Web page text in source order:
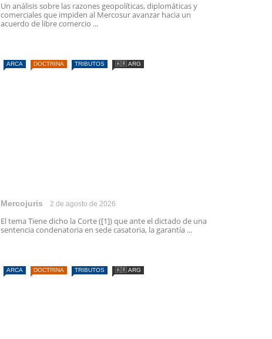
Un análisis sobre las razones geopolíticas, diplomáticas y
comerciales que impiden al Mercosur avanzar hacia un
acuerdo de libre comercio ...
ARCA DOCTRINA TRIBUTOS 🇦🇷 ARG
Mercojuris 2 de agosto de 2026
El tema Tiene dicho la Corte ([1]) que ante el dictado de una
sentencia condenatoria en sede casatoria, la garantía ...
ARCA DOCTRINA TRIBUTOS 🇦🇷 ARG